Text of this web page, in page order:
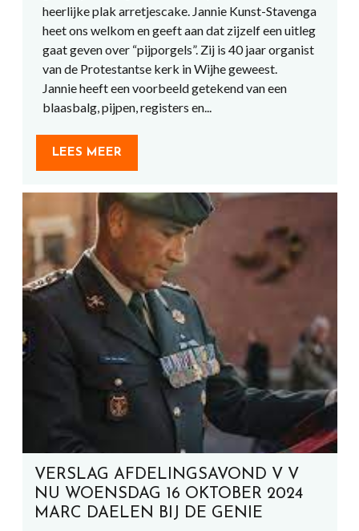
heerlijke plak arretjescake. Jannie Kunst-Stavenga
heet ons welkom en geeft aan dat zijzelf een uitleg
gaat geven over “pijporgels”. Zij is 40 jaar organist
van de Protestantse kerk in Wijhe geweest.
Jannie heeft een voorbeeld getekend van een
blaasbalg, pijpen, registers en...
LEES MEER
VERSLAG AFDELINGSAVOND V V
NU WOENSDAG 16 OKTOBER 2024
MARC DAELEN BIJ DE GENIE